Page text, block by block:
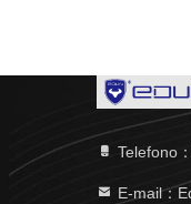
Telefono
E-mail：